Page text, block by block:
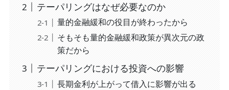
テーパリングはなぜ必要なのか
量的金融緩和の役目が終わったから
そもそも量的金融緩和政策が異次元の政
策だから
テーパリングにおける投資への影響
長期金利が上がって借入に影響が出る